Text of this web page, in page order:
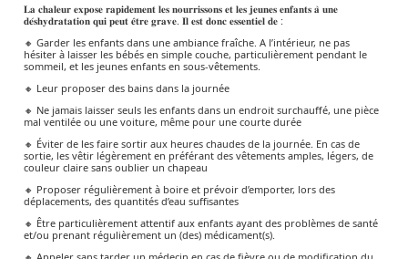
𝐋𝐚 𝐜𝐡𝐚𝐥𝐞𝐮𝐫 𝐞𝐱𝐩𝐨𝐬𝐞 𝐫𝐚𝐩𝐢𝐝𝐞𝐦𝐞𝐧𝐭 𝐥𝐞𝐬 𝐧𝐨𝐮𝐫𝐫𝐢𝐬𝐬𝐨𝐧𝐬 𝐞𝐭 𝐥𝐞𝐬 𝐣𝐞𝐮𝐧𝐞𝐬 𝐞𝐧𝐟𝐚𝐧𝐭𝐬 𝐚̀ 𝐮𝐧𝐞
𝐝𝐞́𝐬𝐡𝐲𝐝𝐫𝐚𝐭𝐚𝐭𝐢𝐨𝐧 𝐪𝐮𝐢 𝐩𝐞𝐮𝐭 𝐞̂𝐭𝐫𝐞 𝐠𝐫𝐚𝐯𝐞. 𝐈𝐥 𝐞𝐬𝐭 𝐝𝐨𝐧𝐜 𝐞𝐬𝐬𝐞𝐧𝐭𝐢𝐞𝐥 𝐝𝐞 :
🔸 Garder les enfants dans une ambiance fraîche. A l’intérieur, ne pas
hésiter à laisser les bébés en simple couche, particulièrement pendant le
sommeil, et les jeunes enfants en sous-vêtements.
🔸 Leur proposer des bains dans la journée
🔸 Ne jamais laisser seuls les enfants dans un endroit surchauffé, une pièce
mal ventilée ou une voiture, même pour une courte durée
🔸 Éviter de les faire sortir aux heures chaudes de la journée. En cas de
sortie, les vêtir légèrement en préférant des vêtements amples, légers, de
couleur claire sans oublier un chapeau
🔸 Proposer régulièrement à boire et prévoir d’emporter, lors des
déplacements, des quantités d’eau suffisantes
🔸 Être particulièrement attentif aux enfants ayant des problèmes de santé
et/ou prenant régulièrement un (des) médicament(s).